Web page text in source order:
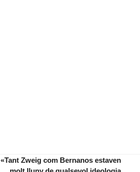
«Tant Zweig com Bernanos estaven